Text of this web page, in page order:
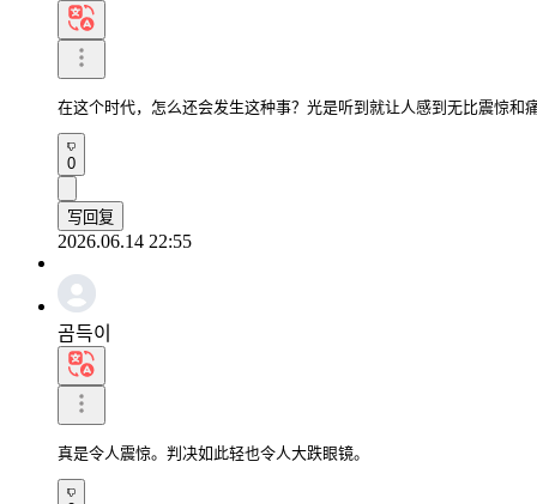
在这个时代，怎么还会发生这种事？光是听到就让人感到无比震惊和
0
写回复
2026.06.14 22:55
곰득이
真是令人震惊。判决如此轻也令人大跌眼镜。